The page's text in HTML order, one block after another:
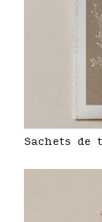
Sachets de